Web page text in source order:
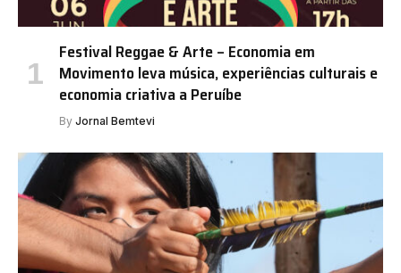
Festival Reggae & Arte – Economia em
Movimento leva música, experiências culturais e
economia criativa a Peruíbe
By Jornal Bemtevi